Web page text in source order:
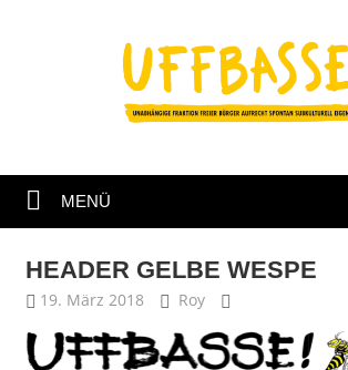
Darmstadt
MENÜ
HEADER GELBE WESPE
19. März 2018 Roy